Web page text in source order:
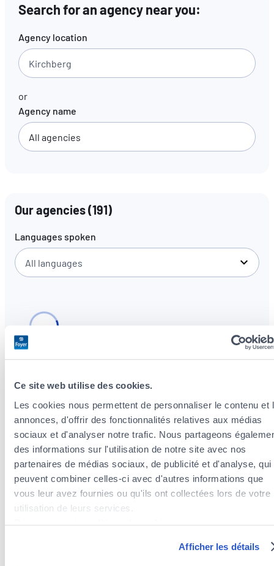
Ce site web utilise des cookies.
Les cookies nous permettent de personnaliser le contenu et
annonces, d'offrir des fonctionnalités relatives aux médias
sociaux et d'analyser notre trafic. Nous partageons
des informations sur l'utilisation de notre site avec nos
partenaires de médias sociaux, de publicité et d'analyse, qui
peuvent combiner celles-ci avec d'autres informations que
vous leur avez fournies ou qu'ils ont collectées lors de votre
utilisation de leurs services.
Afficher les détails
Search site
ENFRDE
Search for an agency near you:
Agency location
or
Agency name
Our agencies(191)
Languages spoken
All languages
Insurance agents near the district Kirchberg
Insurance agents in the district of Mühlenbach
Insurance agents in the district of Hollerich
Insurance agents in the district of Clausen
Insurance agents in the district of Bonnevoie-Nord /
Verlorenkost
Insurance agents in the district of Eich